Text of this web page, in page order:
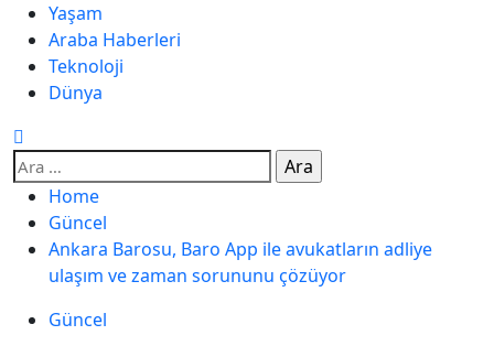
Yaşam
Araba Haberleri
Teknoloji
Dünya
Home
Güncel
Ankara Barosu, Baro App ile avukatların adliye
ulaşım ve zaman sorununu çözüyor
Güncel